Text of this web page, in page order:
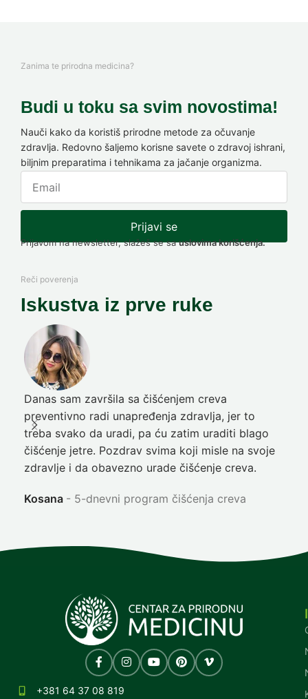
Zanima te prirodna medicina?
Budi u toku sa svim novostima!
Nauči kako da koristiš prirodne metode za očuvanje
zdravlja. Redovno šaljemo korisne savete o zdravoj ishrani,
biljnim preparatima i tehnikama za jačanje organizma.
Prijavi se
Prijavom na newsletter, slažeš se sauslovima korišćenja.
Reči poverenja
Iskustva iz prve ruke
Danas sam završila sa čišćenjem creva
preventivno radi unapređenja zdravlja, jer to
treba svako da uradi, pa ću zatim uraditi blago
čišćenje jetre. Pozdrav svima koji misle na svoje
zdravlje i da obavezno urade čišćenje creva.
Kosana 5-dnevni program čišćenja creva
+381 64 37 08 819